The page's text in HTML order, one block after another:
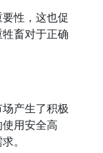
性，这也促
畜对于正确
产生了积极
用安全高
。